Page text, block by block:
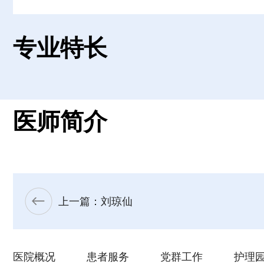
专业特长
医师简介
上一篇：刘琼仙
医院概况 患者服务 党群工作 护理